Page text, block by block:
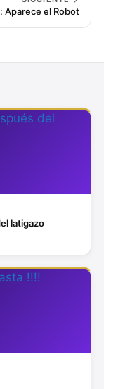
Aparece el Robot
latigazo